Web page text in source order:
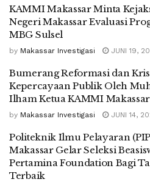
KAMMI Makassar Minta
Negeri Makassar Evaluasi
MBG Sulsel
by Makassar Investigasi JUNI 19,
Bumerang Reformasi dan
Kepercayaan Publik Oleh
Ilham Ketua KAMMI Makassar
by Makassar Investigasi JUNI 14,
Politeknik Ilmu Pelayaran
Makassar Gelar Seleksi
Pertamina Foundation Bagi
Terbaik